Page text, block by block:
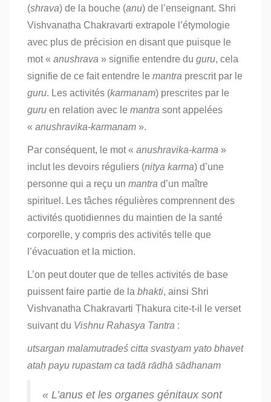
(shrava) de la bouche (anu) de l’enseignant. Shri
Vishvanatha Chakravarti extrapole l’étymologie
avec plus de précision en disant que puisque le
mot « anushrava » signifie entendre du guru, cela
signifie de ce fait entendre le mantra prescrit par le
guru. Les activités (karmanam) prescrites par le
guru en relation avec le mantra sont appelées
« anushravika-karmanam ».
Par conséquent, le mot « anushravika-karma »
inclut les devoirs réguliers (nitya karma) d’une
personne qui a reçu un mantra d’un maître
spirituel. Les tâches régulières comprennent des
activités quotidiennes du maintien de la santé
corporelle, y compris des activités telle que
l’évacuation et la miction.
L’on peut douter que de telles activités de base
puissent faire partie de la bhakti, ainsi Shri
Vishvanatha Chakravarti Ṭhakura cite-t-il le verset
suivant du Vishnu Rahasya Tantra :
utsargan malamutradeś citta svastyam yato bhavet
ataḥ payu rupastam ca tadā rādhā sādhanam
« L’anus et les organes génitaux sont